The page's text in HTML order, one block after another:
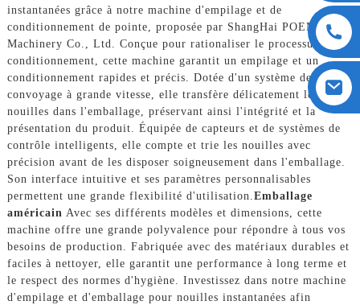
instantanées grâce à notre machine d'empilage et de
conditionnement de pointe, proposée par ShangHai POEMY
Machinery Co., Ltd. Conçue pour rationaliser le processus de
conditionnement, cette machine garantit un empilage et un
conditionnement rapides et précis. Dotée d'un système de
convoyage à grande vitesse, elle transfère délicatement les
nouilles dans l'emballage, préservant ainsi l'intégrité et la
présentation du produit. Équipée de capteurs et de systèmes de
contrôle intelligents, elle compte et trie les nouilles avec
précision avant de les disposer soigneusement dans l'emballage.
Son interface intuitive et ses paramètres personnalisables
permettent une grande flexibilité d'utilisation. Emballage
américain Avec ses différents modèles et dimensions, cette
machine offre une grande polyvalence pour répondre à tous vos
besoins de production. Fabriquée avec des matériaux durables et
faciles à nettoyer, elle garantit une performance à long terme et
le respect des normes d'hygiène. Investissez dans notre machine
d'empilage et d'emballage pour nouilles instantanées afin